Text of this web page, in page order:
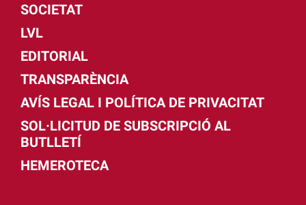
SOCIETAT
LVL
EDITORIAL
TRANSPARÈNCIA
AVÍS LEGAL I POLÍTICA DE PRIVACITAT
SOL·LICITUD DE SUBSCRIPCIÓ AL
BUTLLETÍ
HEMEROTECA